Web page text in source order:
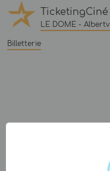
TicketingCiné
LE DOME -
Billetterie